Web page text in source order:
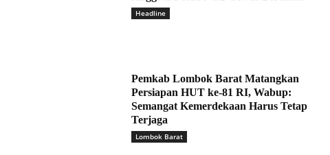
Headline
Pemkab Lombok Barat Matangkan
Persiapan HUT ke-81 RI, Wabup:
Semangat Kemerdekaan Harus Tetap
Terjaga
Lombok Barat